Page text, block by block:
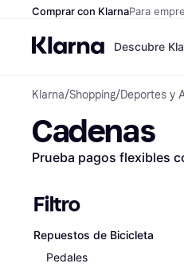
Comprar con KlarnaPara
Descubre
Klarna/Shopping/Deportes y
Cadenas
Prueba pagos flexibles
Filtro
Repuestos de Bicicleta
Pedales